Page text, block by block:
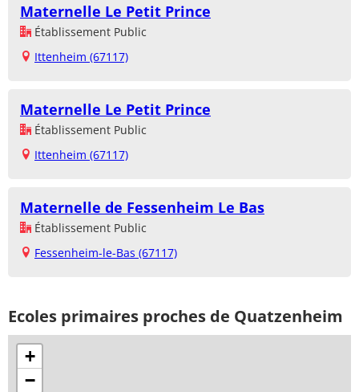
Maternelle Le Petit Prince
Établissement Public
Ittenheim (67117)
Maternelle Le Petit Prince
Établissement Public
Ittenheim (67117)
Maternelle de Fessenheim Le Bas
Établissement Public
Fessenheim-le-Bas (67117)
Ecoles primaires proches de Quatzenheim
+
−